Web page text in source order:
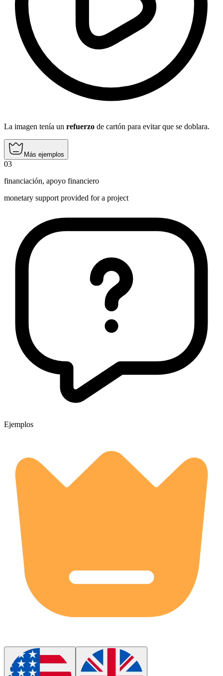
La imagen tenía un refuerzo de cartón para evitar que se doblara.
Más ejemplos
03
financiación, apoyo financiero
monetary support provided for a project
Ejemplos